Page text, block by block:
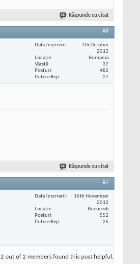
Răspunde cu citat
#6
Data înscrierii
7th October
2013
Locaţie
Romania
Vârstă
37
Posturi
482
Putere Rep
27
Răspunde cu citat
#7
Data înscrierii
16th November
2013
Locaţie
Bucuresti
Posturi
552
Putere Rep
25
2 out of 2 members found this post helpful.